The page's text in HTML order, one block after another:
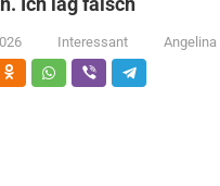
Interessant Angelina